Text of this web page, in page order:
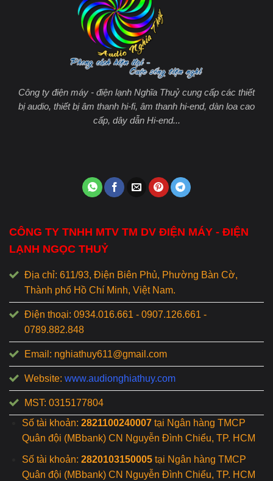
Công ty điện máy - điện lạnh Nghĩa Thuỷ cung cấp các thiết
bị audio, thiết bị âm thanh hi-fi, âm thanh hi-end, dàn loa cao
cấp, dây dẫn Hi-end...
CÔNG TY TNHH MTV TM DV ĐIỆN MÁY - ĐIỆN
LẠNH NGỌC THUỶ
Địa chỉ: 611/93, Điện Biên Phủ, Phường Bàn Cờ,
Thành phố Hồ Chí Minh, Việt Nam.
Điện thoại: 0934.016.661 - 0907.126.661 -
0789.882.848
Email: nghiathuy611@gmail.com
Website: www.audionghiathuy.com
MST: 0315177804
Số tài khoản: 2821100240007tại Ngân hàng TMCP
Quân đội (MBbank) CN Nguyễn Đình Chiểu, TP. HCM
Số tài khoản: 2820103150005tại Ngân hàng TMCP
Quân đội (MBbank) CN Nguyễn Đình Chiểu, TP. HCM